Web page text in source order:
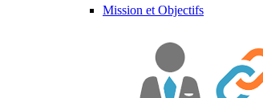
Mission et Objectifs